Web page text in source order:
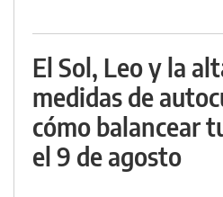
El Sol, Leo y la
medidas de
cómo balancear
el 9 de agosto